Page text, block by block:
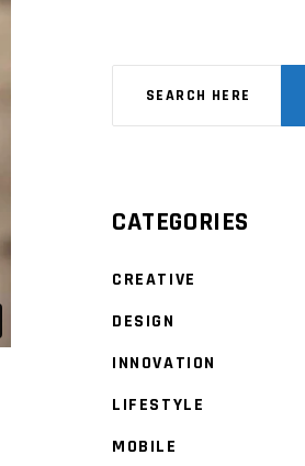
CATEGORIES
CREATIVE
DESIGN
INNOVATION
LIFESTYLE
MOBILE